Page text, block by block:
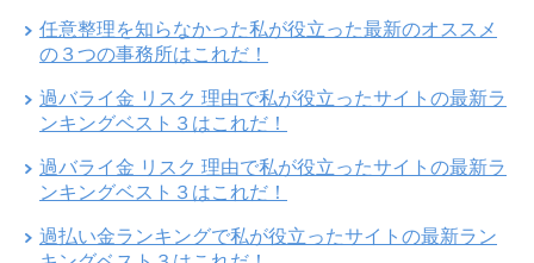
任意整理を知らなかった私が役立った最新のオススメ
の３つの事務所はこれだ！
過バライ金 リスク 理由で私が役立ったサイトの最新ラ
ンキングベスト３はこれだ！
過バライ金 リスク 理由で私が役立ったサイトの最新ラ
ンキングベスト３はこれだ！
過払い金ランキングで私が役立ったサイトの最新ラン